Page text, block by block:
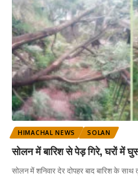
HIMACHAL NEWS SOLAN
सोलन में बारिश से पेड़ गिरे, घरों में
सोलन में शनिवार देर दोपहर बाद बारिश के